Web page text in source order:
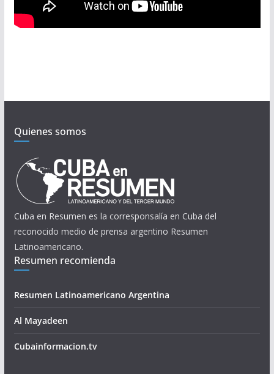
Quienes somos
Cuba en Resumen es la corresponsalía en Cuba del
reconocido medio de prensa argentino Resumen
Latinoamericano.
Resumen recomienda
Resumen Latinoamericano Argentina
Al Mayadeen
Cubainformacion.tv